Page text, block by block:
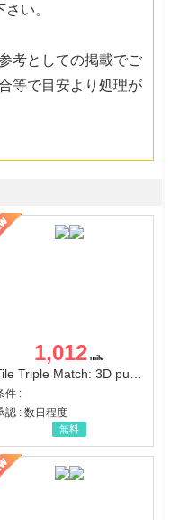
い。
考としての掲載でご
等で目安より処理が
1,012
Tile Triple Match: 3D puzzle
件 :
認 : 数日程度
無料